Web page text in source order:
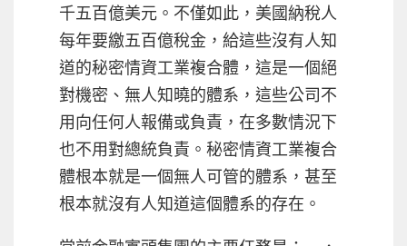
千五百億美元。不僅如此，美國納稅人
每年要繳五百億稅金，給這些沒有人知
道的秘密情資工業複合體，這是一個絕
對機密、無人知曉的體系，這些公司不
用向任何人報備或負責，在多數情況下
也不用對總統負責。秘密情資工業複合
體根本就是一個無人可管的體系，甚至
根本就沒有人知道這個體系的存在。